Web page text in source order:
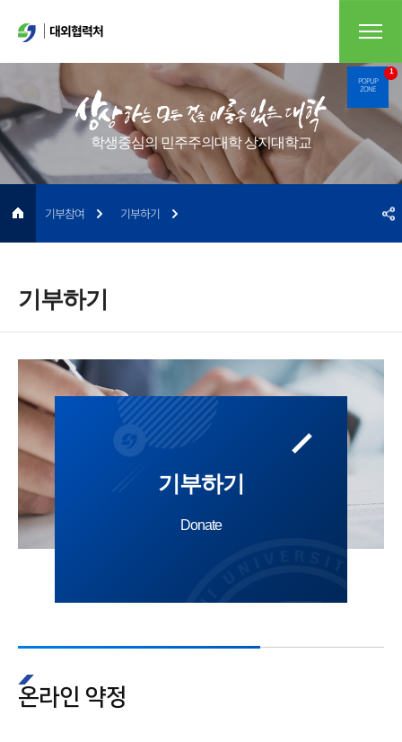
POPUP
ZONE
1
대외협력처
학생중심의 민주주의대학 상지대학교
기부하기
기부참여 기부하기
기부하기
Donate
온라인 약정